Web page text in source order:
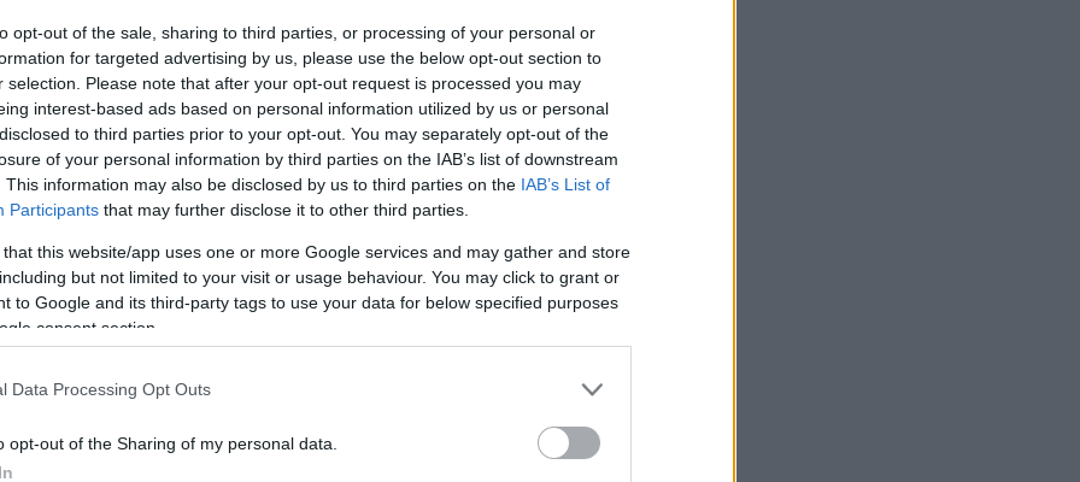
opt-out of the sale, sharing to third parties, or processing of your personal or
for targeted advertising by us, please use the below opt-out section to
selection. Please note that after your opt-out request is processed you may
interest-based ads based on personal information utilized by us or personal
to third parties prior to your opt-out. You may separately opt-out of the
of your personal information by third parties on the IAB’s list of downstream
This information may also be disclosed by us to third parties on the IAB’s List of
Participants that may further disclose it to other third parties.
that this website/app uses one or more Google services and may gather and store
but not limited to your visit or usage behaviour. You may click to grant or
to Google and its third-party tags to use your data for below specified purposes
consent section.
Data Processing Opt Outs
opt-out of the Sharing of my personal data.
esi pārkāpis? Piemēram, ir reizes, kad es
ir vajadzīgs kaut kāds laiks.
Tad principā, man liekas, tas vēl vairāk
lai vairāk pieķertu tevi. Mēs zinām, cik